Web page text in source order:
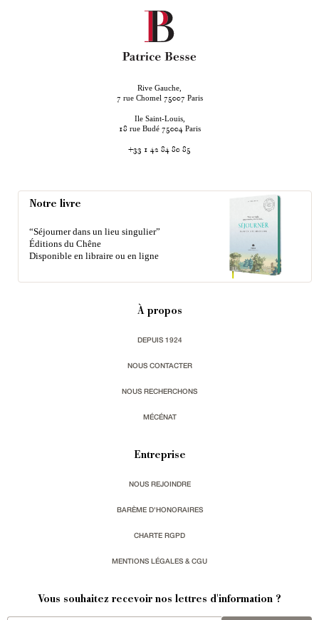
Rive Gauche,
7 rue Chomel 75007 Paris
Ile Saint-Louis,
18 rue Budé 75004 Paris
+33 1 42 84 80 85
Notre livre
“Séjourner dans un lieu singulier”
Éditions du Chêne
Disponible en libraire ou en ligne
À propos
DEPUIS 1924
NOUS CONTACTER
NOUS RECHERCHONS
MÉCÉNAT
Entreprise
NOUS REJOINDRE
BARÈME D'HONORAIRES
CHARTE RGPD
MENTIONS LÉGALES & CGU
Vous souhaitez recevoir nos lettres d'information ?